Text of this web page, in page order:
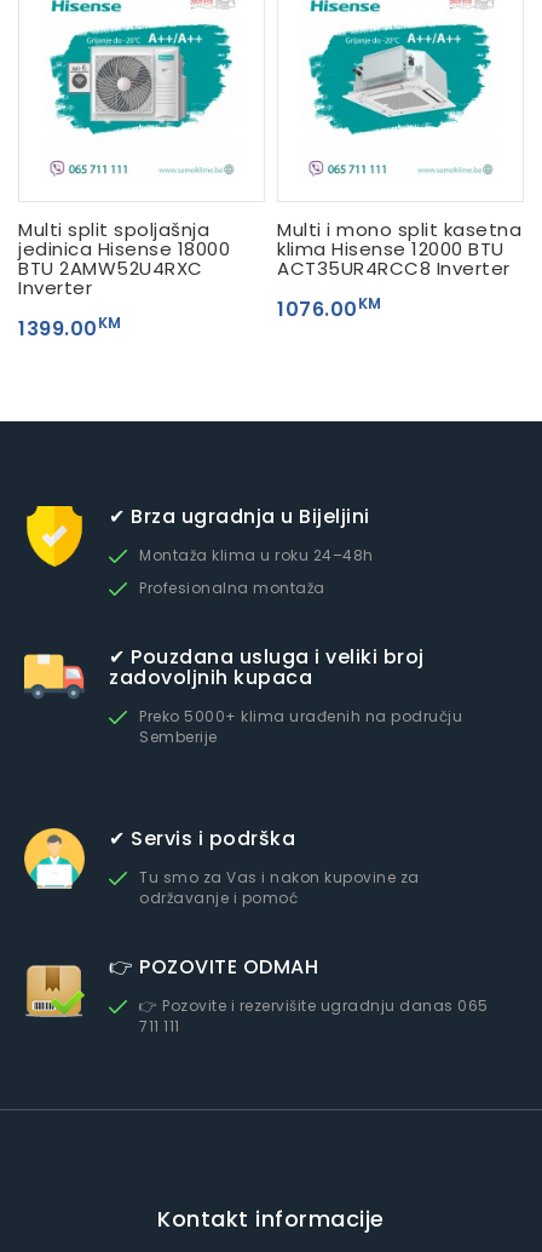
Multi split spoljašnja
jedinica Hisense 18000
BTU 2AMW52U4RXC
Inverter
1399.00KM
Multi i mono split kasetna
klima Hisense 12000 BTU
ACT35UR4RCC8 Inverter
1076.00KM
✔ Brza ugradnja u Bijeljini
Montaža klima u roku 24–48h
Profesionalna montaža
✔ Pouzdana usluga i veliki broj
zadovoljnih kupaca
Preko 5000+ klima urađenih na području
Semberije
✔ Servis i podrška
Tu smo za Vas i nakon kupovine za
održavanje i pomoć
👉 POZOVITE ODMAH
👉 Pozovite i rezervišite ugradnju danas 065
711 111
Kontakt informacije